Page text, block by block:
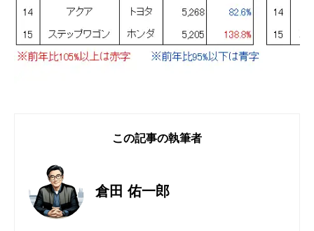
この記事の執筆者
倉田 佑一郎